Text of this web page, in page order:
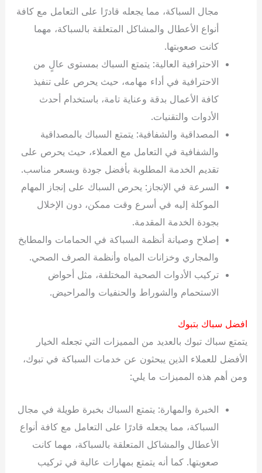
مجال السباكة، مما يجعله قادرًا على التعامل مع كافة
أنواع الأعطال والمشاكل المتعلقة بالسباكة، مهما
كانت صعوبتها.
الاحترافية العالية: يتمتع السباك بمستوى عالٍ من
الاحترافية في أداء مهامه، حيث يحرص على تنفيذ
كافة الأعمال بدقة وعناية تامة، باستخدام أحدث
الأدوات والتقنيات.
المصداقية والشفافية: يتمتع السباك بالمصداقية
والشفافية في التعامل مع العملاء، حيث يحرص على
تقديم الخدمة المطلوبة بأفضل جودة وبسعر مناسب.
السرعة في الإنجاز: يحرص السباك على إنجاز المهام
الموكلة إليه في أسرع وقت ممكن، دون الإخلال
بجودة الخدمة المقدمة.
إصلاح وصيانة أنظمة السباكة في الحمامات والمطابخ
والمجاري وخزانات المياه وأنظمة الصرف الصحي.
تركيب الأدوات الصحية المختلفة، مثل أحواض
الاستحمام والشوراط والحنفيات والمراحيض.
افضل سباك بتبوك
يتمتع سباك تبوك بالعديد من المميزات التي تجعله الخيار
الأفضل للعملاء الذين يبحثون عن خدمات السباكة في تبوك،
ومن أهم هذه المميزات ما يلي:
الخبرة والمهارة: يتمتع السباك بخبرة طويلة في مجال
السباكة، مما يجعله قادرًا على التعامل مع كافة أنواع
الأعطال والمشاكل المتعلقة بالسباكة، مهما كانت
صعوبتها. كما أنه يتمتع بمهارات عالية في تركيب